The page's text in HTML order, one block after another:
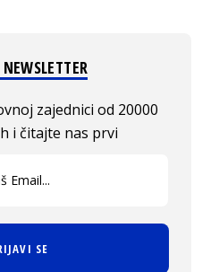
zajednici od 20000
i čitajte nas prvi
SE